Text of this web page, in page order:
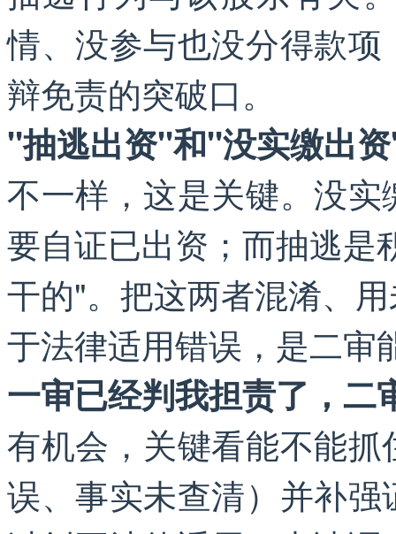
情、没参与也没分得款
辩免责的突破口。
"抽逃出资"和"没实缴出
不一样，这是关键。没
要自证已出资；而抽逃是
干的"。把这两者混淆、
于法律适用错误，是二审
一审已经判我担责了，二
有机会，关键看能不能
误、事实未查清）并补